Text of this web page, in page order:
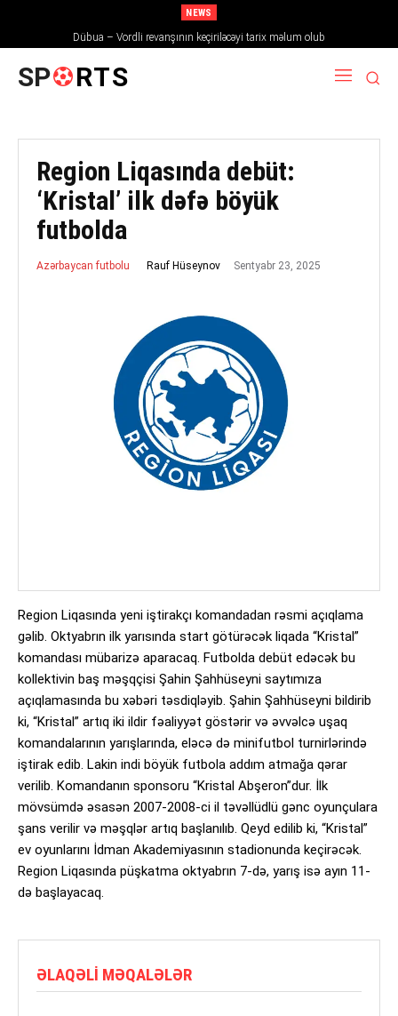
NEWS
Dübua – Vordli revanşının keçiriləcəyi tarix məlum olub
SP RTS
Region Liqasında debüt:
‘Kristal’ ilk dəfə böyük
futbolda
Azərbaycan futbolu Rauf Hüseynov Sentyabr 23, 2025
Region Liqasında yeni iştirakçı komandadan rəsmi açıqlama
gəlib. Oktyabrın ilk yarısında start götürəcək liqada “Kristal”
komandası mübarizə aparacaq. Futbolda debüt edəcək bu
kollektivin baş məşqçisi Şahin Şahhüseyni saytımıza
açıqlamasında bu xəbəri təsdiqləyib. Şahin Şahhüseyni bildirib
ki, “Kristal” artıq iki ildir fəaliyyət göstərir və əvvəlcə uşaq
komandalarının yarışlarında, eləcə də minifutbol turnirlərində
iştirak edib. Lakin indi böyük futbola addım atmağa qərar
verilib. Komandanın sponsoru “Kristal Abşeron”dur. İlk
mövsümdə əsasən 2007-2008-ci il təvəllüdlü gənc oyunçulara
şans verilir və məşqlər artıq başlanılıb. Qeyd edilib ki, “Kristal”
ev oyunlarını İdman Akademiyasının stadionunda keçirəcək.
Region Liqasında püşkatma oktyabrın 7-də, yarış isə ayın 11-
də başlayacaq.
ƏLAQƏLI MƏQALƏLƏR